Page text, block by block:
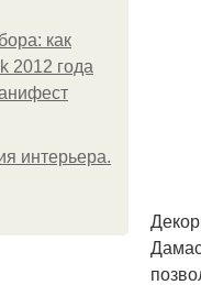
как
2012 года
интерьера.